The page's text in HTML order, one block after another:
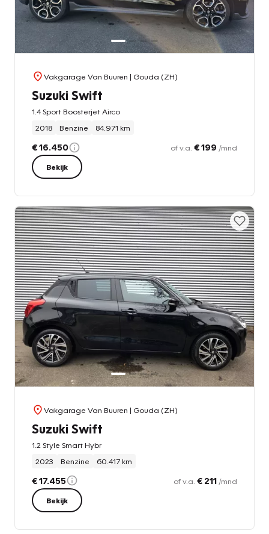
Vakgarage Van Buuren | Gouda (ZH)
Suzuki Swift
1.4 Sport Boosterjet Airco
2018
Benzine 84.971 km
€ 16.450 of v.a. € 199 /mnd
Bekijk
Vakgarage Van Buuren | Gouda (ZH)
Suzuki Swift
1.2 Style Smart Hybr
2023
Benzine 60.417 km
€ 17.455 of v.a. € 211 /mnd
Bekijk